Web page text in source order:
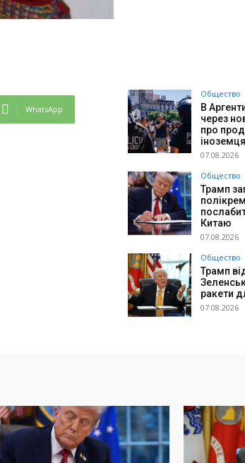
WhatsApp
Общество
В
через
про
07.08.2026
Общество
Трамп
Китаю
07.08.2026
Общество
Трамп
ракети
07.08.2026